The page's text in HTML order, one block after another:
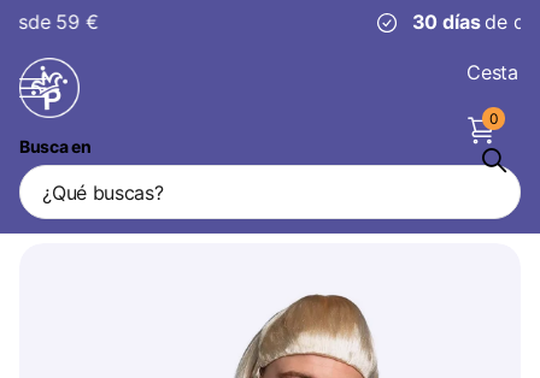
de devolución
Busca en
Cesta
0
Peluca de Duende
Vendedor Boland